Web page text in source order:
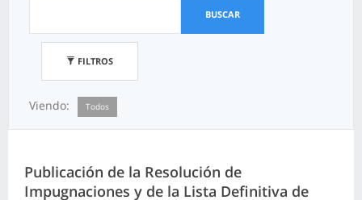
BUSCAR
FILTROS
Viendo: Todos
Publicación de la Resolución de
Impugnaciones y de la Lista Definitiva de